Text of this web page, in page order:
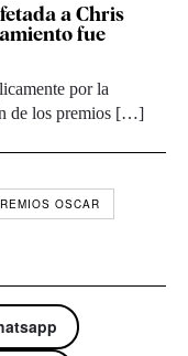
a Chris
fue
por la
de los premios […]
OSCAR